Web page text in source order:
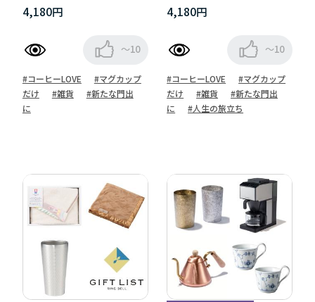
4,180円
～10
#コーヒーLOVE
#マグカップ
だけ
#雑貨
#新たな門出
に
4,180円
～10
#コーヒーLOVE
#マグカップ
だけ
#雑貨
#新たな門出
に
#人生の旅立ち